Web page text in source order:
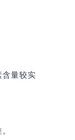
含量较实